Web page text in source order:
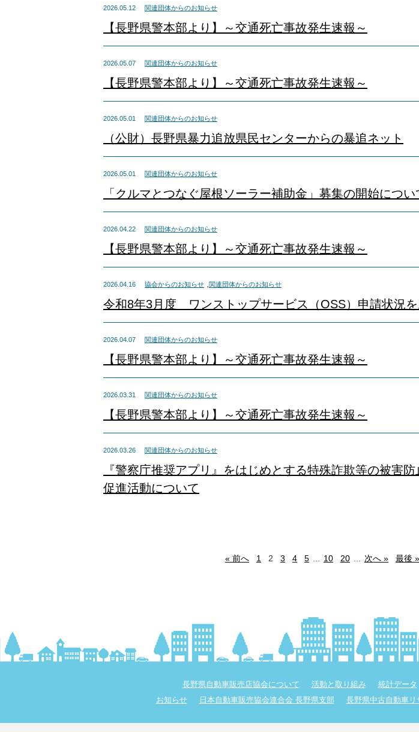
2026.05.12 関連団体からのお知らせ
【長野県警本部より】～交通死亡事故発生速報～
2026.05.07 関連団体からのお知らせ
【長野県警本部より】～交通死亡事故発生速報～
2026.05.01 関連団体からのお知らせ
（公財）長野県暴力追放県民センターからの暴追ネット
2026.05.01 関連団体からのお知らせ
「クルマとつなぐ屋根ソーラー補助金」募集の開始につい
2026.04.22 関連団体からのお知らせ
【長野県警本部より】～交通死亡事故発生速報～
2026.04.16 協会からのお知らせ 関連団体からのお知らせ
令和8年3月度 ワンストップサービス（OSS）申請状況
2026.04.07 関連団体からのお知らせ
【長野県警本部より】～交通死亡事故発生速報～
2026.03.31 関連団体からのお知らせ
【長野県警本部より】～交通死亡事故発生速報～
2026.03.26 関連団体からのお知らせ
『警察庁推奨アプリ』をはじめとする特殊詐欺等の被害
促進活動について
« 前へ 1 2 3 4 5 10 20 次へ » 最後 »
長野県自動車販売店協会について 活動と取り組み 統計データ
お知らせ
日本自動車販売協会連合会 長野県支部 長野県中古自動車